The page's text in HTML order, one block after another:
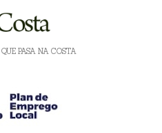
PASA NA COSTA